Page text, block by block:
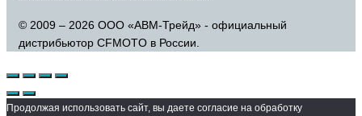
© 2009 – 2026 ООО «АВМ-Трейд» - официальный
дистрибьютор CFMOTO в России.
Продолжая использовать сайт, вы даете согласие на обработку